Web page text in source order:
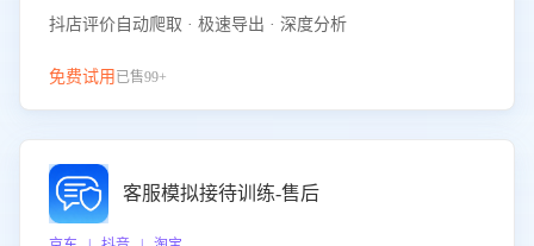
抖店评价自动爬取 · 极速导出 · 深度分析
免费试用 已售99+
客服模拟接待训练-售后